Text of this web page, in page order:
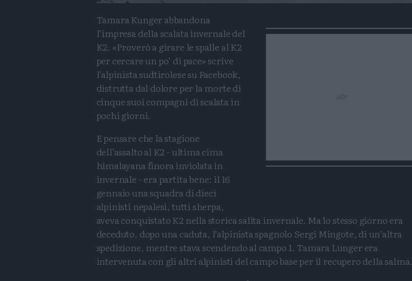
Tamara Kunger abbandona
l’impresa della scalata invernale del
K2. «Proverò a girare le spalle al K2
per cercare un po’ di pace» scrive
l’alpinista sudtirolese su Facebook,
distrutta dal dolore per la morte di
cinque suoi compagni di scalata in
pochi giorni.
E pensare che la stagione
dell’assalto al K2 - ultima cima
himalayana finora inviolata in
invernale - era partita bene: il 16
gennaio una squadra di dieci
alpinisti nepalesi, tutti sherpa,
aveva conquistato K2 nella storica salita invernale. Ma lo stesso giorno era
deceduto, dopo una caduta, l’alpinista spagnolo Sergi Mingote, di un’altra
spedizione, mentre stava scendendo al campo 1. Tamara Lunger era
intervenuta con gli altri alpinisti del campo base per il recupero della salma.